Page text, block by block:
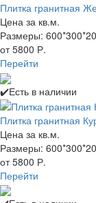
Плитка гранитная
Цена за кв.м.
Размеры: 600*300*20
от 5800 Р.
Перейти
✔️Есть в наличии
Плитка гранитная
Цена за кв.м.
Размеры: 600*300*20
от 5800 Р.
Перейти